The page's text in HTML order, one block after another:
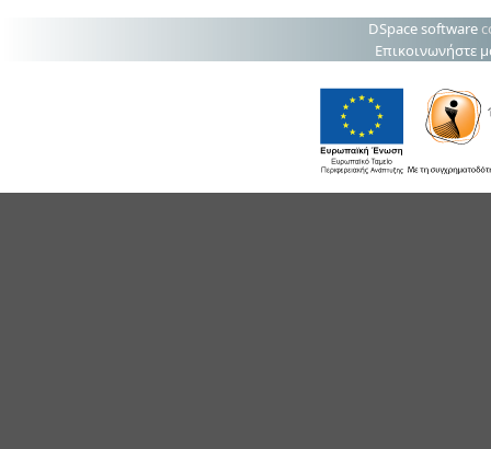
DSpace software
Επικοινωνήστε